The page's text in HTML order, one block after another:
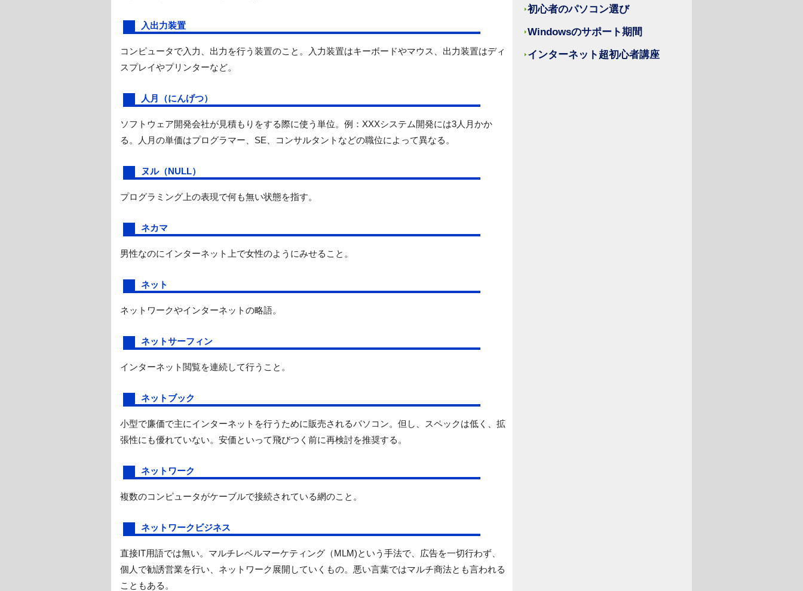
入出力装置
コンピュータで入力、出力を行う装置のこと。入力装置はキーボードやマウス、出力装置はディ
スプレイやプリンターなど。
人月（にんげつ）
ソフトウェア開発会社が見積もりをする際に使う単位。例：XXXシステム開発には3人月かか
る。人月の単価はプログラマー、SE、コンサルタントなどの職位によって異なる。
ヌル（NULL）
プログラミング上の表現で何も無い状態を指す。
ネカマ
男性なのにインターネット上で女性のようにみせること。
ネット
ネットワークやインターネットの略語。
ネットサーフィン
インターネット閲覧を連続して行うこと。
ネットブック
小型で廉価で主にインターネットを行うために販売されるパソコン。但し、スペックは低く、拡
張性にも優れていない。安価といって飛びつく前に再検討を推奨する。
ネットワーク
複数のコンピュータがケーブルで接続されている網のこと。
ネットワークビジネス
直接IT用語では無い。マルチレベルマーケティング（MLM)という手法で、広告を一切行わず、
個人で勧誘営業を行い、ネットワーク展開していくもの。悪い言葉ではマルチ商法とも言われる
こともある。
初心者のパソコン選び
Windowsのサポート期間
インターネット超初心者講座